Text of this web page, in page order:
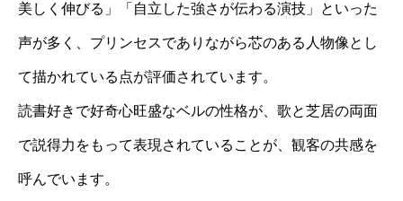
美しく伸びる」「自立した強さが伝わる演技」といった
声が多く、プリンセスでありながら芯のある人物像とし
て描かれている点が評価されています。
読書好きで好奇心旺盛なベルの性格が、歌と芝居の両面
で説得力をもって表現されていることが、観客の共感を
呼んでいます。